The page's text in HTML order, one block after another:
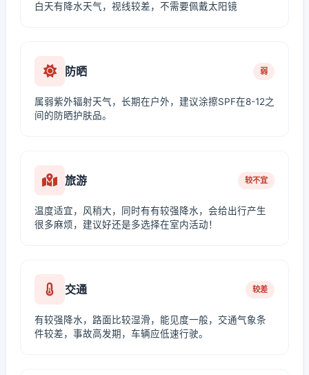
白天有降水天气，视线较差，不需要佩戴太阳镜
防晒 弱
属弱紫外辐射天气，长期在户外，建议涂擦SPF在8-12之
间的防晒护肤品。
旅游 较不宜
温度适宜，风稍大，同时有有较强降水，会给出行产生
很多麻烦，建议好还是多选择在室内活动！
交通 较差
有较强降水，路面比较湿滑，能见度一般，交通气象条
件较差，事故高发期，车辆应低速行驶。